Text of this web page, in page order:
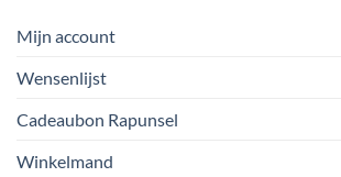
Mijn account
Wensenlijst
Cadeaubon Rapunsel
Winkelmand